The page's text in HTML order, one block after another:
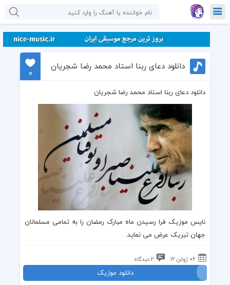
دانلود دعای ربنا استاد محمد رضا شجریان
0
دانلود دعای ربنا استاد محمد رضا شجریان
نایس موزیک فرا رسیدن ماه مبارک رمضان را به تمامی مسلمانان
جهان تبریک عرض می نماید.
06 ژوئن 16 2 دیدگاه
دانلود موزیک